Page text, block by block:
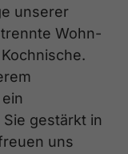
unserer
Wohn-
gestärkt in
uns